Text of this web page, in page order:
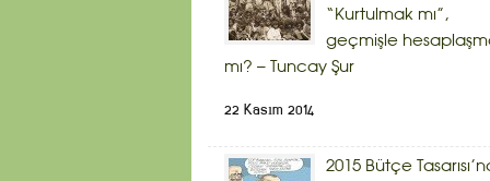
“Kurtulmak mı”,
geçmişle
mı? – Tuncay Şur
22 Kasım 2014
2015 Bütçe